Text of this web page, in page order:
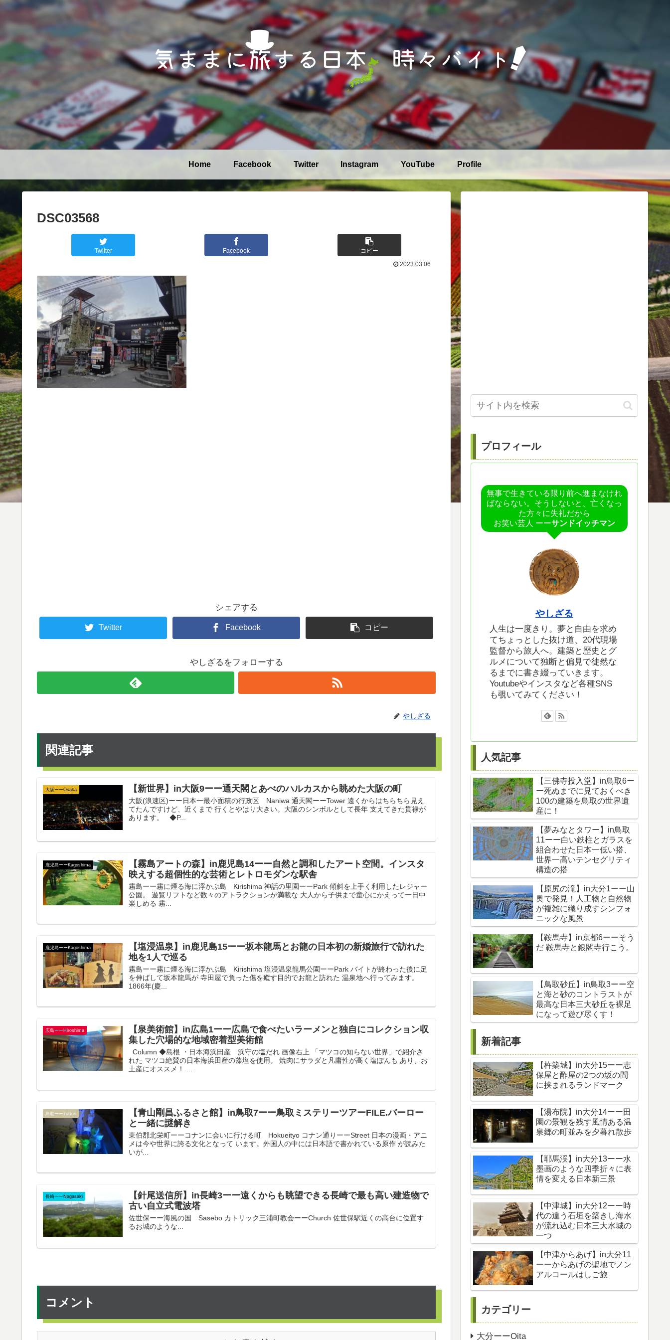
Home Facebook Twitter Instagram YouTube Profile
DSC03568
Twitter Facebook
コピー
2023.03.06
シェアする
Twitter Facebook コピー
やしざるをフォローする
やしざる
関連記事
大阪ーーOsaka 【新世界】in大阪9ーー通天閣とあべのハルカスから眺めた大阪の町
大阪(浪速区)ーー日本一最小面積の行政区 Naniwa 通天閣ーーTower 遠くからはちらちら見え
てたんですけど、近くまで 行くとやはり大きい。大阪のシンボルとして長年 支えてきた貫禄が
あります。 ◆P...
鹿児島ーーKagoshima
【霧島アートの森】in鹿児島14ーー自然と調和したアート空間。インスタ
映えする超個性的な芸術とレトロモダンな駅舎
霧島ーー霧に煙る海に浮かぶ島 Kirishima 神話の里園ーーPark 傾斜を上手く利用したレジャー
公園。 遊覧リフトなど数々のアトラクションが満載な 大人から子供まで童心にかえって一日中
楽しめる 霧...
鹿児島ーーKagoshima
【塩浸温泉】in鹿児島15ーー坂本龍馬とお龍の日本初の新婚旅行で訪れた
地を1人で巡る
霧島ーー霧に煙る海に浮かぶ島 Kirishima 塩浸温泉龍馬公園ーーPark バイトが終わった後に足
を伸ばして坂本龍馬が 寺田屋で負った傷を癒す目的でお龍と訪れた 温泉地へ行ってみます。
1866年(慶...
広島ーーHiroshima
【泉美術館】in広島1ーー広島で食べたいラーメンと独自にコレクション収
集した穴場的な地域密着型美術館
Column ◆島根 ・日本海浜田産 浜守の塩だれ 画像右上 「マツコの知らない世界」で紹介さ
れた マツコ絶賛の日本海浜田産の藻塩を使用。 焼肉にサラダと凡庸性が高く塩ぽんも あり、お
土産にオススメ！ ...
鳥取ーーTottori
【青山剛昌ふるさと館】in鳥取7ーー鳥取ミステリーツアーFILE.バーロー
と一緒に謎解き
東伯郡北栄町ーーコナンに会いに行ける町 Hokueityo コナン通りーーStreet 日本の漫画・アニ
メは今や世界に誇る文化となって います。外国人の中には日本語で書かれている原作 が読みた
いが...
長崎ーーNagasaki
【針尾送信所】in長崎3ーー遠くからも眺望できる長崎で最も高い建造物で
古い自立式電波塔
佐世保ーー海風の国 Sasebo カトリック三浦町教会ーーChurch 佐世保駅近くの高台に位置す
るお城のような...
コメント
プロフィール
無事で生きている限り前へ進まなけれ
ばならない。そうしないと、亡くなっ
た方々に失礼だから
お笑い芸人 ーーサンドイッチマン
やしざる
人生は一度きり。夢と自由を求め
てちょっとした抜け道、20代現場
監督から旅人へ。建築と歴史とグ
ルメについて独断と偏見で徒然な
るまでに書き綴っていきます。
Youtubeやインスタなど各種SNS
も覗いてみてください！
人気記事
【三佛寺投入堂】in鳥取6ー
ー死ぬまでに見ておくべき
100の建築を鳥取の世界遺
産に！
【夢みなとタワー】in鳥取
11ーー白い鉄柱とガラスを
組合わせた日本一低い搭、
世界一高いテンセグリティ
構造の搭
【原尻の滝】in大分1ーー山
奥で発見！人工物と自然物
が複雑に織り成すシンフォ
ニックな風景
【鞍馬寺】in京都6ーーそう
だ 鞍馬寺と銀閣寺行こう。
【鳥取砂丘】in鳥取3ーー空
と海と砂のコントラストが
最高な日本三大砂丘を裸足
になって遊び尽くす！
新着記事
【杵築城】in大分15ーー志
保屋と酢屋の2つの坂の間
に挟まれるランドマーク
【湯布院】in大分14ーー田
園の景観を残す風情ある温
泉郷の町並みを夕暮れ散歩
【耶馬渓】in大分13ーー水
墨画のような四季折々に表
情を変える日本新三景
【中津城】in大分12ーー時
代の違う石垣を築きし海水
が流れ込む日本三大水城の
一つ
【中津からあげ】in大分11
ーーからあげの聖地でノン
アルコールはしご旅
カテゴリー
大分ーーOita